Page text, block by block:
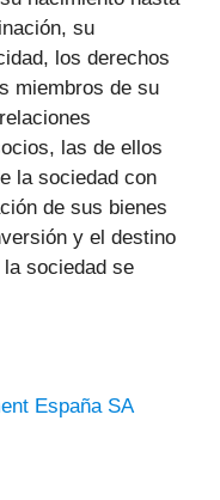
su
los derechos
miembros de su
las de ellos
la sociedad con
de sus bienes
y el destino
sociedad se
España SA